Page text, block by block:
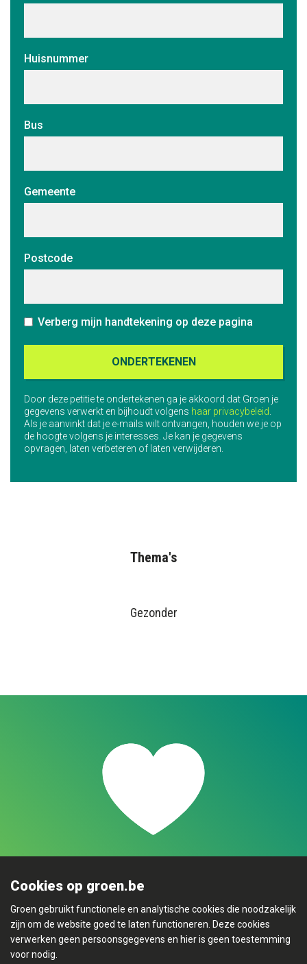
Huisnummer
Bus
Gemeente
Postcode
Verberg mijn handtekening op deze pagina
Door deze petitie te ondertekenen ga je akkoord dat Groen je
gegevens verwerkt en bijhoudt volgens haar privacybeleid.
Als je aanvinkt dat je e-mails wilt ontvangen, houden we je op
de hoogte volgens je interesses. Je kan je gegevens
opvragen, laten verbeteren of laten verwijderen.
Thema's
Gezonder
Cookies op groen.be
Groen gebruikt functionele en analytische cookies die noodzakelijk
zijn om de website goed te laten functioneren. Deze cookies
verwerken geen persoonsgegevens en hier is geen toestemming
voor nodig.